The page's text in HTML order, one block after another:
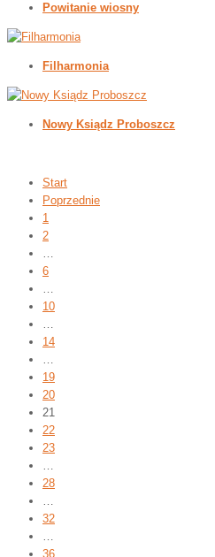
Powitanie wiosny
Filharmonia
Nowy Ksiądz Proboszcz
Start
Poprzednie
1
2
…
6
…
10
…
14
…
19
20
21
22
23
…
28
…
32
…
36